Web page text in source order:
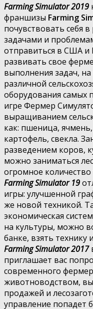
Farming Simulator 2019
франшизы Farming
почувствовать себя
задачами и
отправиться в США и
развивать свое
выполнения задач,
различной
оборудования самых
игре Фермер
выращиванием
как: пшеница,
картофель, свекла.
разведением коров,
можно заниматься
огромное
Farming Simulator 19
игры: улучшенной
же новой техникой.
экономическая
на культуры, можно
банке, взять технику
Farming Simulator 2017
приглашает вас
современного
животноводством,
продажей и
управление попадет